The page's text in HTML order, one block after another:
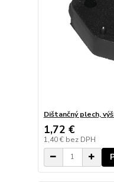
Dištančný plech,
1,72 €
1,40 € bez DPH